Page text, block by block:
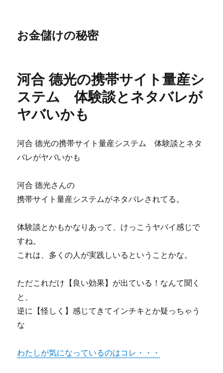
お金儲けの秘密
河合 德光の携帯サイト量産シ
ステム 体験談とネタバレが
ヤバいかも
河合 德光の携帯サイト量産システム 体験談とネタ
バレがヤバいかも
河合 德光さんの
携帯サイト量産システムがネタバレされてる。
体験談とかもかなりあって、けっこうヤバイ感じで
すね。
これは、多くの人が実践しいるということかな。
ただこれだけ【良い効果】が出ている！なんて聞く
と、
逆に【怪しく】感じてきてインチキとか疑っちゃう
な
わたしが気になっているのはコレ・・・